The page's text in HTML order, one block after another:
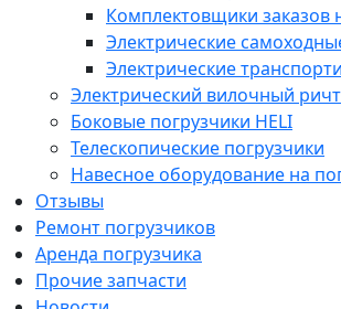
Комплектовщики заказов
Электрические
Электрические
Электрический вилочный
Боковые погрузчики HELI
Телескопические погрузчики
Навесное оборудование на
Отзывы
Ремонт погрузчиков
Аренда погрузчика
Прочие запчасти